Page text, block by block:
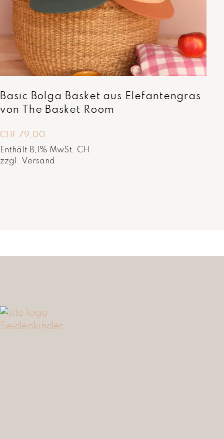
Basic Bolga Basket aus Elefantengras
von The Basket Room
CHF 79,00
Enthält 8,1% MwSt. CH
zzgl. Versand